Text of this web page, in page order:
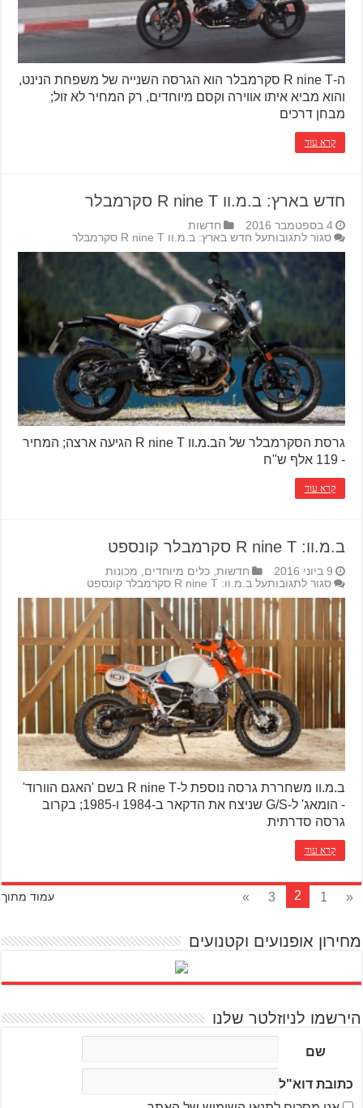
ה-R nine T סקרמבלר הוא הגרסה השנייה של משפחת הנינט,
והוא מביא איתו אווירה וקסם מיוחדים, רק המחיר לא זול;
מבחן דרכים
קרא עוד
חדש בארץ: ב.מ.וו R nine T סקרמבלר
4 בספטמבר 2016
חדשות
סגור לתגובותעל חדש בארץ: ב.מ.וו R nine T סקרמבלר
גרסת הסקרמבלר של הב.מ.וו R nine T הגיעה ארצה; המחיר
- 119 אלף ש"ח
קרא עוד
ב.מ.וו: R nine T סקרמבלר קונספט
9 ביוני 2016 חדשות ,כלים מיוחדים
מכונות
סגור לתגובותעל ב.מ.וו: R nine T סקרמבלר קונספט
ב.מ.וו משחררת גרסה נוספת ל-R nine T בשם 'האגם הוורוד'
- הומאג' ל-G/S שניצח את הדקאר ב-1984 ו-1985; בקרוב
גרסה סדרתית
קרא עוד
עמוד מתוך «
1
2
3
»
מחירון אופנועים וקטנועים
הירשמו לניוזלטר שלנו
שם
כתובת דוא"ל